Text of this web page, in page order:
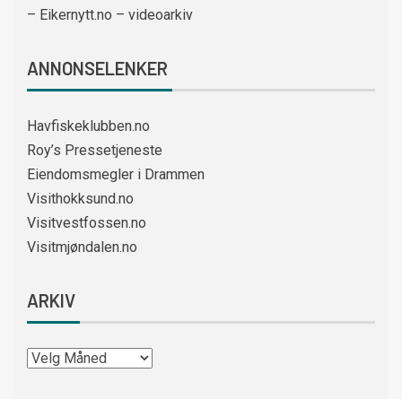
– Eikernytt.no – videoarkiv
ANNONSELENKER
Havfiskeklubben.no
Roy’s Pressetjeneste
Eiendomsmegler i Drammen
Visithokksund.no
Visitvestfossen.no
Visitmjøndalen.no
ARKIV